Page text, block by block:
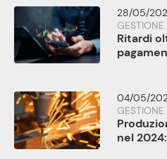
28/05/
Ritardi
04/05/
nel